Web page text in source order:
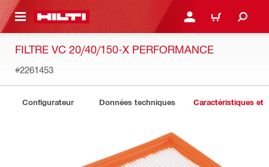
CONTENT CONNEXION OU
PANIER
FILTRE VC 20/40/150-X PERFORMANCE
#2261453
Configurateur Données techniques Caractéristiques et